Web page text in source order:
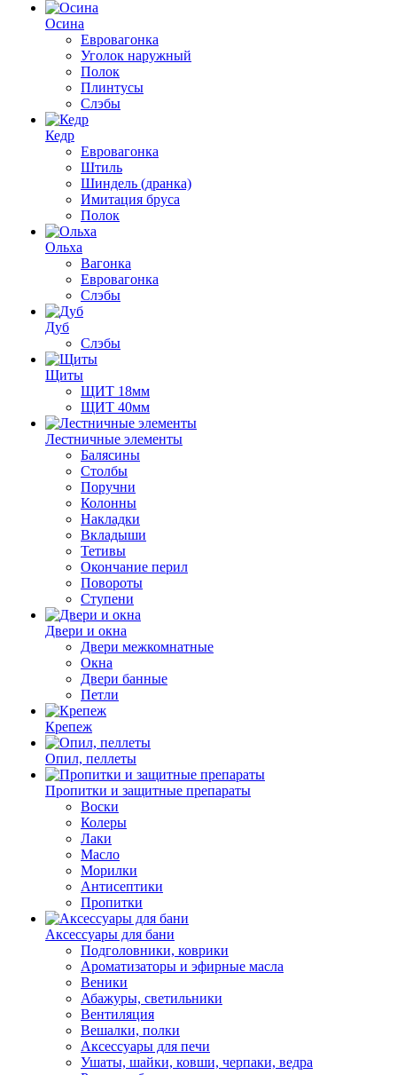
Осина
Евровагонка
Уголок наружный
Полок
Плинтусы
Слэбы
Кедр
Евровагонка
Штиль
Шиндель (дранка)
Имитация бруса
Полок
Ольха
Вагонка
Евровагонка
Слэбы
Дуб
Слэбы
Щиты
ЩИТ 18мм
ЩИТ 40мм
Лестничные элементы
Балясины
Столбы
Поручни
Колонны
Накладки
Вкладыши
Тетивы
Окончание перил
Повороты
Ступени
Двери и окна
Двери межкомнатные
Окна
Двери банные
Петли
Крепеж
Опил, пеллеты
Пропитки и защитные препараты
Воски
Колеры
Лаки
Масло
Морилки
Антисептики
Пропитки
Аксессуары для бани
Подголовники, коврики
Ароматизаторы и эфирные масла
Веники
Абажуры, светильники
Вентиляция
Вешалки, полки
Аксессуары для печи
Ушаты, шайки, ковши, черпаки, ведра